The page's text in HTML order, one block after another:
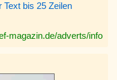
Text bis 25 Zeilen
magazin.de/adverts/info